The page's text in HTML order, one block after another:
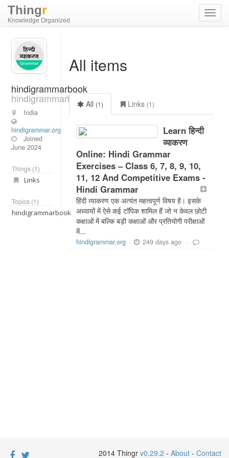
Thingr
Knowledge Organized
hindigrammarbook
hindigrammarbook
India
hindigrammar.org
Joined
June 2024
Things (1)
Links
Topics (1)
hindigrammarbook
All items
All (1) Links (1)
Learn हिन्दी
व्याकरण
Online: Hindi Grammar
Exercises – Class 6, 7, 8, 9, 10,
11, 12 And Competitive Exams -
Hindi Grammar
हिंदी व्याकरण एक अत्यंत महत्वपूर्ण विषय है। इसके
अध्यायों में ऐसे कई टॉपिक शामिल हैं जो न केवल छोटी
कक्षाओं में बल्कि बड़ी कक्षाओं और प्रतियोगी परीक्षाओं
में...
hindigrammar.org - 249 days ago -
2014 Thingr v0.29.2 - About - Contact